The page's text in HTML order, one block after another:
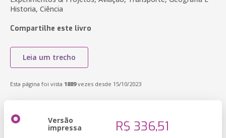
Historia, Ciência
Compartilhe este livro
Leia um trecho
Esta página foi vista 1889vezes desde 15/10/2023
Versão
impressa R$ 336,51